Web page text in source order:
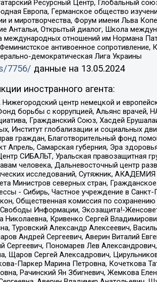
Ресурсный Центр, Глобальный
Европа, Германское общество
миротворчества, Форум имени Льва
Антальи, Открытый диалог, Школа
международных отношений им Нормана
антивоенное сопротивление,
демократическая Лига Украины
7756/ данные на 13.05.2024
иностранного агента:
центр немецкой и
борьбы с коррупцией, Альянс
Гражданский Союз, Хасдей
Институт глобализации и социальных
граждан, Благотворительный фонд
Апрель, Самарская губерния, Эра
СИБАЛЬТ, Уральская правозащитная
человека, Дальневосточный центр
исследований, Сутяжник,
Министров северных стран,
- Сибирь, Частное учреждение в
Общественная комиссия по
Свободы Информации, Экозащита!-
Николаевна, Кривенко Сергей
Туровский Александр Алексеевич,
Андрей Сергеевич, Аверин Виталий
Пономарев Лев
Щаров Сергей Алексадрович,
Паркер Марина Петровна, Кочеткова
Рачинский Ян Збигневич, Жемкова